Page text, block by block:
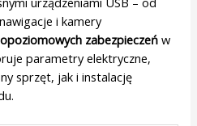
i kamery
zabezpieczeńw
parametry elektryczne,
sprzęt, jak i instalację